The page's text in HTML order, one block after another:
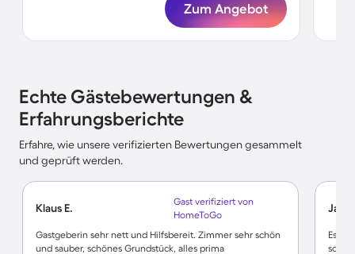
Zum Angebot
Echte Gästebewertungen &
Erfahrungsberichte
Erfahre, wie unsere verifizierten Bewertungen gesammelt
und geprüft werden.
Klaus E.
Gast verifiziert von
HomeToGo
Gastgeberin sehr nett und Hilfsbereit. Zimmer sehr schön
und sauber, schönes Grundstück, alles prima
Jana
Es